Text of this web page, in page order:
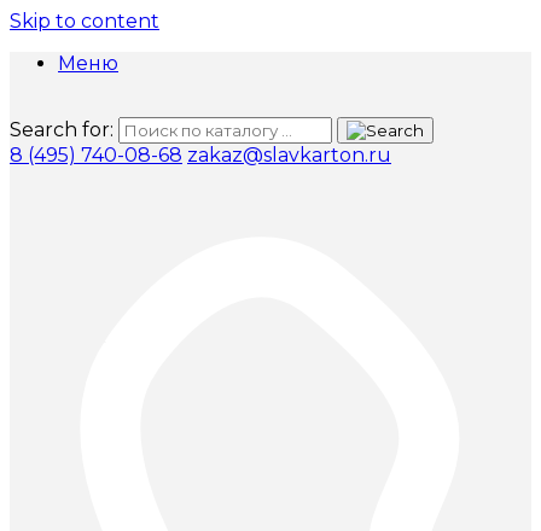
Skip to content
Меню
Search for:
8 (495) 740-08-68 zakaz@slavkarton.ru